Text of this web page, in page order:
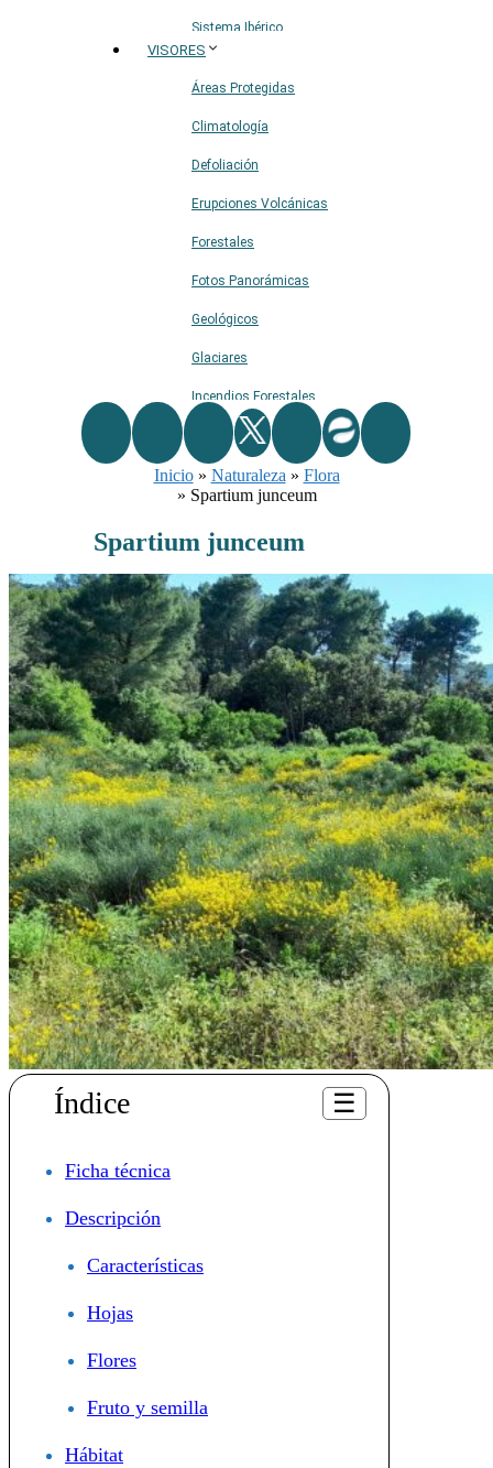
Sistema Ibérico
VISORES
Áreas Protegidas
Climatología
Defoliación
Erupciones Volcánicas
Forestales
Fotos Panorámicas
Geológicos
Glaciares
Incendios Forestales
Naturaleza
Ríos
Terremotos
Topográficos
Vértices Geodésicos
Inicio» Naturaleza » Flora
» Spartium junceum
Spartium junceum
Índice ☰
Ficha técnica
Descripción
Características
Hojas
Flores
Fruto y semilla
Hábitat